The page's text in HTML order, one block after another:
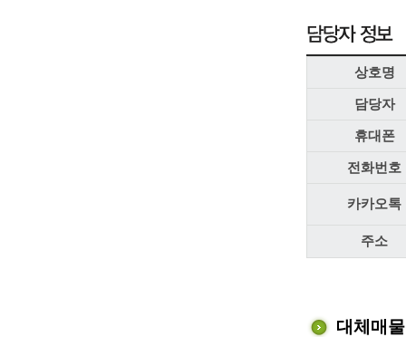
상호명
담당자
휴대폰
전화번호
카카오톡
주소
대체매